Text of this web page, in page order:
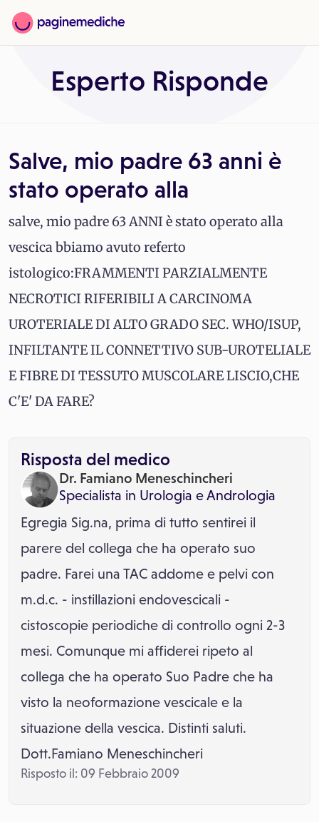
Esperto Risponde
Salve, mio padre 63 anni è
stato operato alla
salve, mio padre 63 ANNI è stato operato alla
vescica bbiamo avuto referto
istologico:FRAMMENTI PARZIALMENTE
NECROTICI RIFERIBILI A CARCINOMA
UROTERIALE DI ALTO GRADO SEC. WHO/ISUP,
INFILTANTE IL CONNETTIVO SUB-UROTELIALE
E FIBRE DI TESSUTO MUSCOLARE LISCIO,CHE
C'E' DA FARE?
Risposta del medico
Dr. Famiano Meneschincheri
Specialista in Urologia eAndrologia
Egregia Sig.na, prima di tutto sentirei il
parere del collega che ha operato suo
padre. Farei una TAC addome e pelvi con
m.d.c. - instillazioni endovescicali -
cistoscopie periodiche di controllo ogni 2-3
mesi. Comunque mi affiderei ripeto al
collega che ha operato Suo Padre che ha
visto la neoformazione vescicale e la
situazione della vescica. Distinti saluti.
Dott.Famiano Meneschincheri
Risposto il: 09 Febbraio 2009